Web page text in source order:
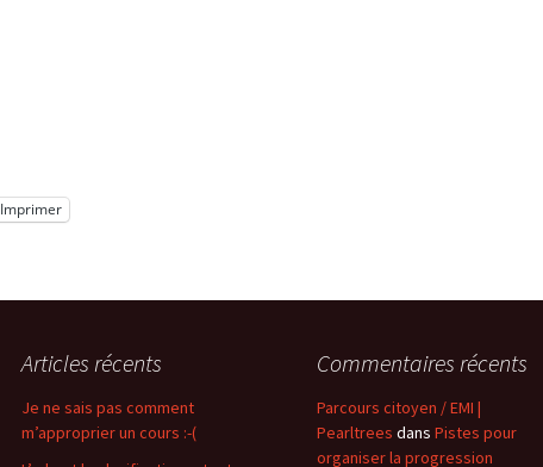
Imprimer
Articles récents
Je ne sais pas comment
m’approprier un cours :-(
Commentaires récents
Parcours citoyen / EMI |
Pearltrees dans Pistes pour
organiser la progression